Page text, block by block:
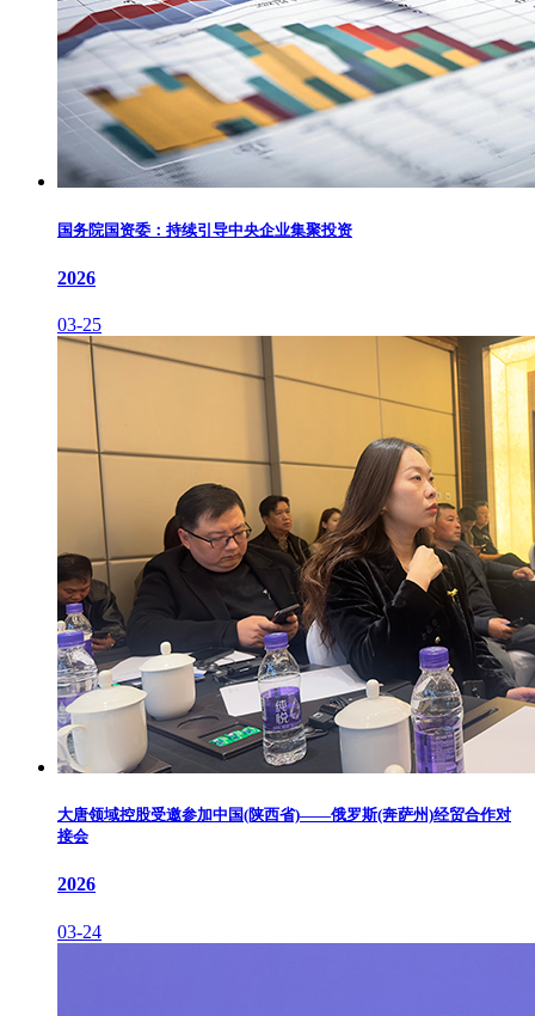
国务院国资委：持续引导中央企业集聚投资
2026
03-25
大唐领域控股受邀参加中国(陕西省)——俄罗斯(奔萨州)经贸合作对
接会
2026
03-24